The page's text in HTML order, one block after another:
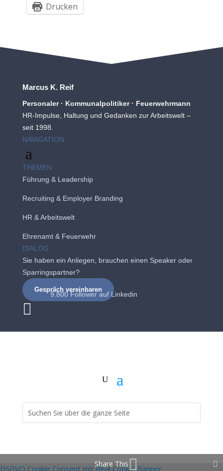
Drucken
Marcus K. Reif
Personaler · Kommunalpolitiker · Feuerwehrmann
HR-Impulse, Haltung und Gedanken zur Arbeitswelt –
seit 1998.
NAVIGATION
THEMEN
Führung & Leadership
Recruiting & Employer Branding
HR & Arbeitswelt
Ehrenamt & Feuerwehr
DIALOG
Sie haben ein Anliegen, brauchen einen Speaker oder
Sparringspartner?
Gespräch vereinbaren

9.800 Follower auf Linkedin
Share This
DSGVO Cookie Consent mit Real Cookie Banner